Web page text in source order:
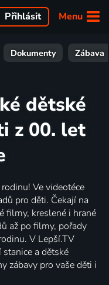
Menu
Přihlásit
Dokumenty Zábava
dětské
z 00. let
Ve videotéce
pro děti. Čekají na
filmy, kreslené i hrané
až po filmy, pořady
V Lepší.TV
a dětské
zábavy pro vaše děti i